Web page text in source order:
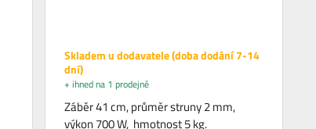
Skladem u dodavatele (doba dodání 7-14
dní)
+ ihned na 1 prodejně
Záběr 41 cm, průměr struny 2 mm,
výkon 700 W, hmotnost 5 kg.